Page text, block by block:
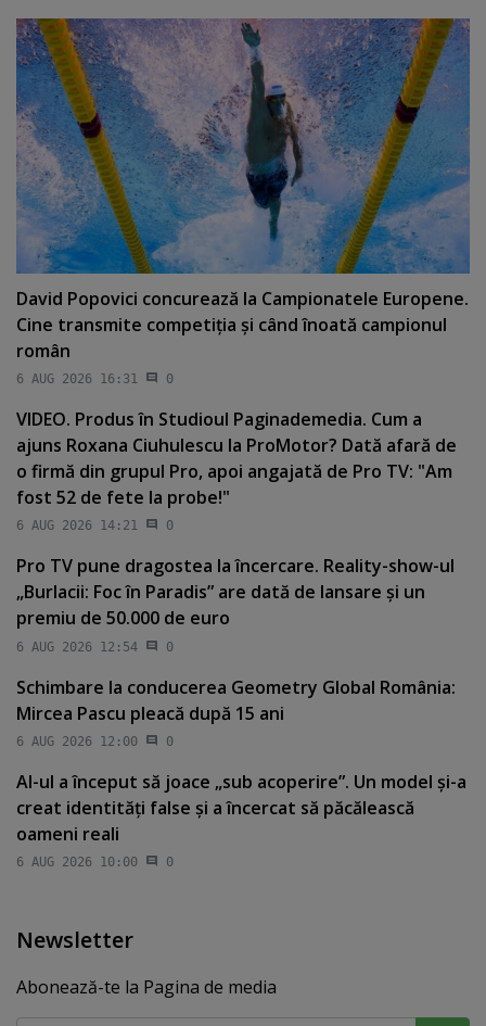
David Popovici concurează la Campionatele Europene.
Cine transmite competiţia şi când înoată campionul
român
6 AUG 2026 16:31 0
VIDEO. Produs în Studioul Paginademedia. Cum a
ajuns Roxana Ciuhulescu la ProMotor? Dată afară de
o firmă din grupul Pro, apoi angajată de Pro TV: "Am
fost 52 de fete la probe!"
6 AUG 2026 14:21 0
Pro TV pune dragostea la încercare. Reality-show-ul
„Burlacii: Foc în Paradis” are dată de lansare şi un
premiu de 50.000 de euro
6 AUG 2026 12:54 0
Schimbare la conducerea Geometry Global România:
Mircea Pascu pleacă după 15 ani
6 AUG 2026 12:00 0
AI-ul a început să joace „sub acoperire”. Un model şi-a
creat identităţi false şi a încercat să păcălească
oameni reali
6 AUG 2026 10:00 0
Newsletter
Abonează-te la Pagina de media